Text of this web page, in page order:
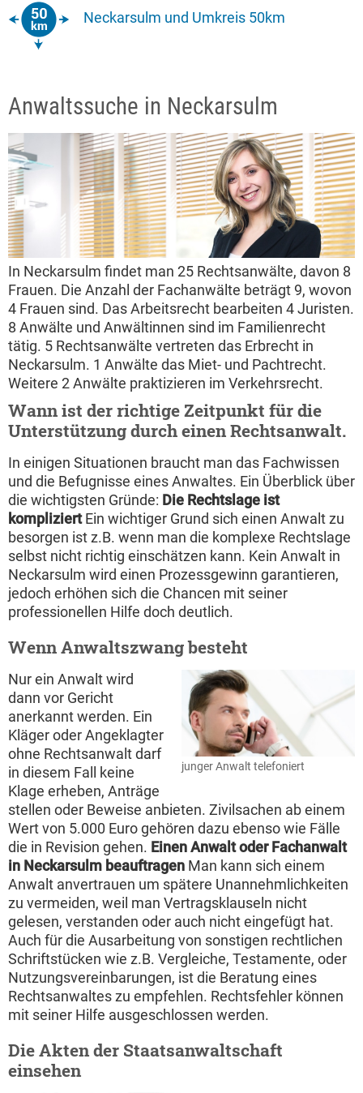
Neckarsulm und Umkreis 50km
Anwaltssuche in Neckarsulm
In Neckarsulm findet man 25 Rechtsanwälte, davon 8
Frauen. Die Anzahl der Fachanwälte beträgt 9, wovon
4 Frauen sind. Das Arbeitsrecht bearbeiten 4 Juristen.
8 Anwälte und Anwältinnen sind im Familienrecht
tätig. 5 Rechtsanwälte vertreten das Erbrecht in
Neckarsulm. 1 Anwälte das Miet- und Pachtrecht.
Weitere 2 Anwälte praktizieren im Verkehrsrecht.
Wann ist der richtige Zeitpunkt für die
Unterstützung durch einen Rechtsanwalt.
In einigen Situationen braucht man das Fachwissen
und die Befugnisse eines Anwaltes. Ein Überblick über
die wichtigsten Gründe: Die Rechtslage ist
kompliziertEin wichtiger Grund sich einen Anwalt zu
besorgen ist z.B. wenn man die komplexe Rechtslage
selbst nicht richtig einschätzen kann. Kein Anwalt in
Neckarsulm wird einen Prozessgewinn garantieren,
jedoch erhöhen sich die Chancen mit seiner
professionellen Hilfe doch deutlich.
Wenn Anwaltszwang besteht
junger Anwalt telefoniert
Nur ein Anwalt wird
dann vor Gericht
anerkannt werden. Ein
Kläger oder Angeklagter
ohne Rechtsanwalt darf
in diesem Fall keine
Klage erheben, Anträge
stellen oder Beweise anbieten. Zivilsachen ab einem
Wert von 5.000 Euro gehören dazu ebenso wie Fälle
die in Revision gehen. Einen Anwalt oder Fachanwalt
in Neckarsulm beauftragen Man kann sich einem
Anwalt anvertrauen um spätere Unannehmlichkeiten
zu vermeiden, weil man Vertragsklauseln nicht
gelesen, verstanden oder auch nicht eingefügt hat.
Auch für die Ausarbeitung von sonstigen rechtlichen
Schriftstücken wie z.B. Vergleiche, Testamente, oder
Nutzungsvereinbarungen, ist die Beratung eines
Rechtsanwaltes zu empfehlen. Rechtsfehler können
mit seiner Hilfe ausgeschlossen werden.
Die Akten der Staatsanwaltschaft
einsehen